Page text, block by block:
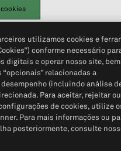
Portal de privacidade do cliente
Informações Pessoais© 2026 S&P
utilizamos cookies e
conforme necessário
digitais e operar nosso site,
relacionadas a
(incluindo análise
Para aceitar, rejeitar ou
de cookies, utilize
Para mais informações ou
posteriormente, consulte